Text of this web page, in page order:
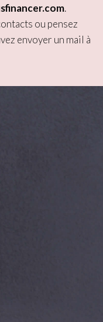
.
ou pensez
envoyer un mail à